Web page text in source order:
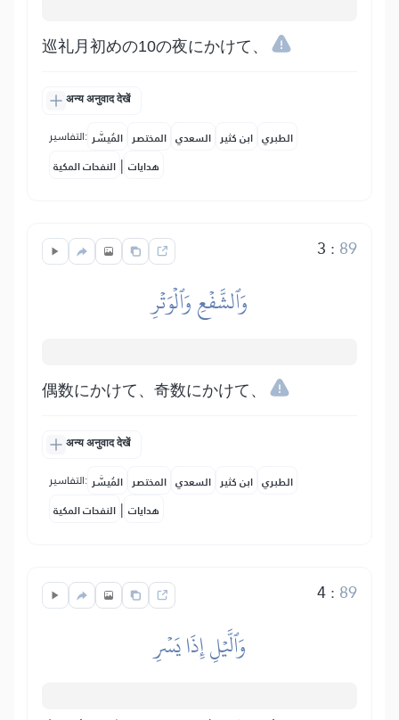
巡礼月初めの10の夜にかけて、
अन्य अनुवाद देखें
التفاسير: المُيسَّر المختصر السعدي ابن كثير الطبري
النفحات المكية | هدايات
3 : 89
وَٱلشَّفۡعِ وَٱلۡوَتۡرِ
偶数にかけて、奇数にかけて、
अन्य अनुवाद देखें
التفاسير: المُيسَّر المختصر السعدي ابن كثير الطبري
النفحات المكية | هدايات
4: 89
وَٱلَّيۡلِ إِذَا يَسۡرِ